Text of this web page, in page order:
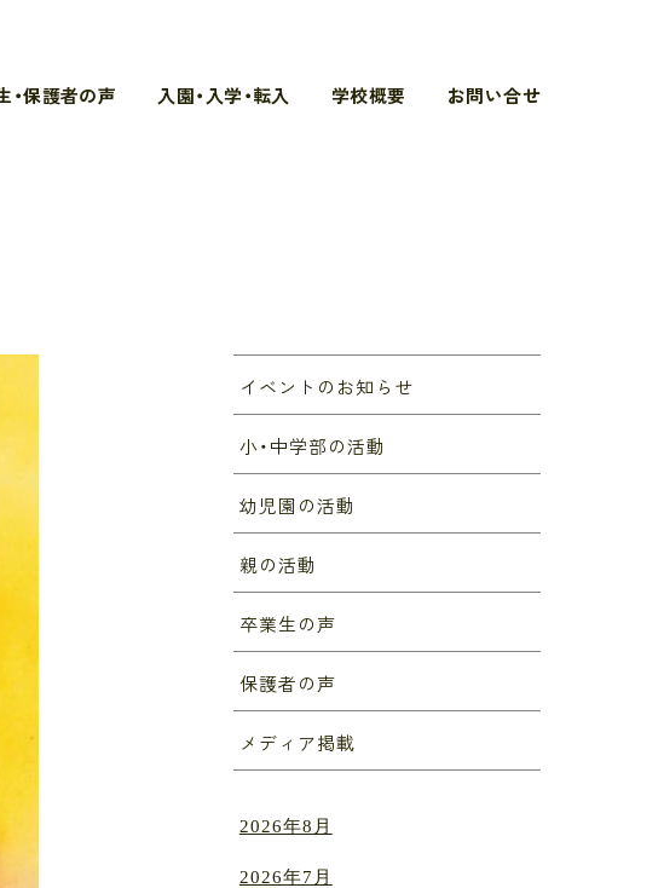
・保護者の声 入園・入学・転入 学校概要 お問い合せ
イベントのお知らせ
小・中学部の活動
幼児園の活動
親の活動
卒業生の声
保護者の声
メディア掲載
2026年8月
2026年7月